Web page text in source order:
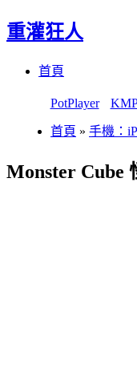
重灌狂人
首頁
PotPlayer
首頁 » 手機：
Monster Cube